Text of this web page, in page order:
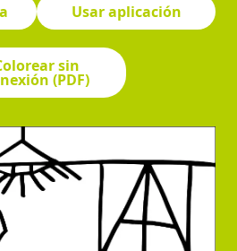
Usar aplicación
sin
(PDF)